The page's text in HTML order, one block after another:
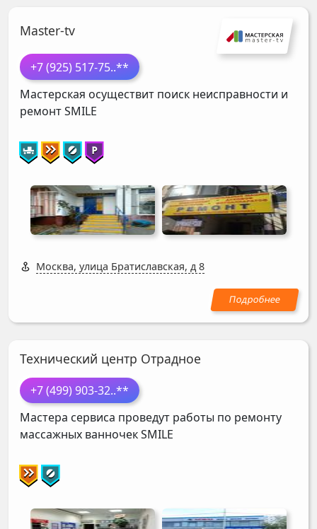
Master-tv
+7 (925) 517-75..**
Мастерская осуществит поиск неисправности и
ремонтSMILE
Москва, улица Братиславская, д 8
Технический центр Отрадное
+7 (499) 903-32..**
Мастера сервиса проведут работы по ремонту
массажных ванночекSMILE